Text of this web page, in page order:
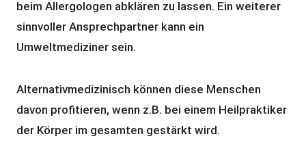
beim Allergologen abklären zu lassen. Ein weiterer
sinnvoller Ansprechpartner kann ein
Umweltmediziner sein.
Alternativmedizinisch können diese Menschen
davon profitieren, wenn z.B. bei einem Heilpraktiker
der Körper im gesamten gestärkt wird.